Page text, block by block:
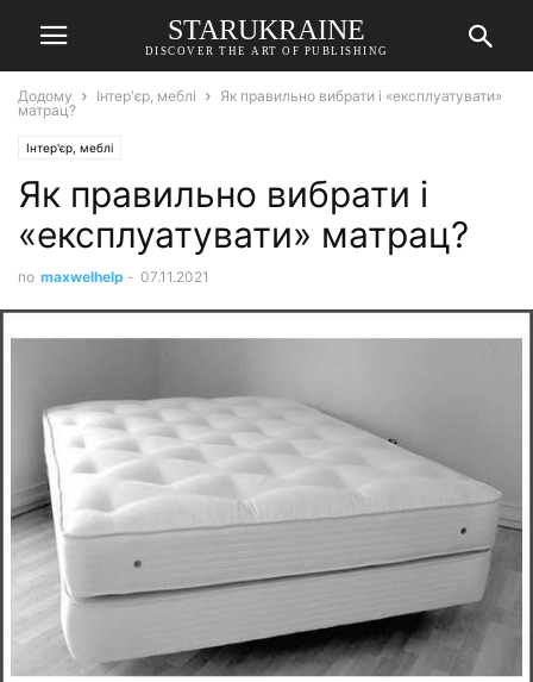
STARUKRAINE
DISCOVER THE ART OF PUBLISHING
Додому Інтер'єр, меблі
Як правильно вибрати і «експлуатувати»
матрац?
Інтер'єр, меблі
Як правильно вибрати і
«експлуатувати» матрац?
по maxwelhelp - 07.11.2021